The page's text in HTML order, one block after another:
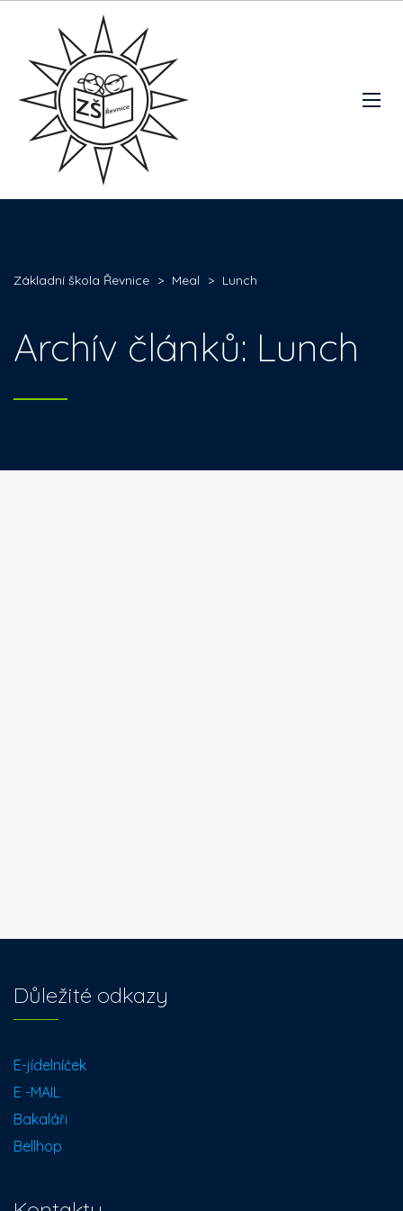
Základní škola Řevnice > Meal > Lunch
Archív článků: Lunch
Důležité odkazy
E-jídelníček
E -MAIL
Bakaláři
Bellhop